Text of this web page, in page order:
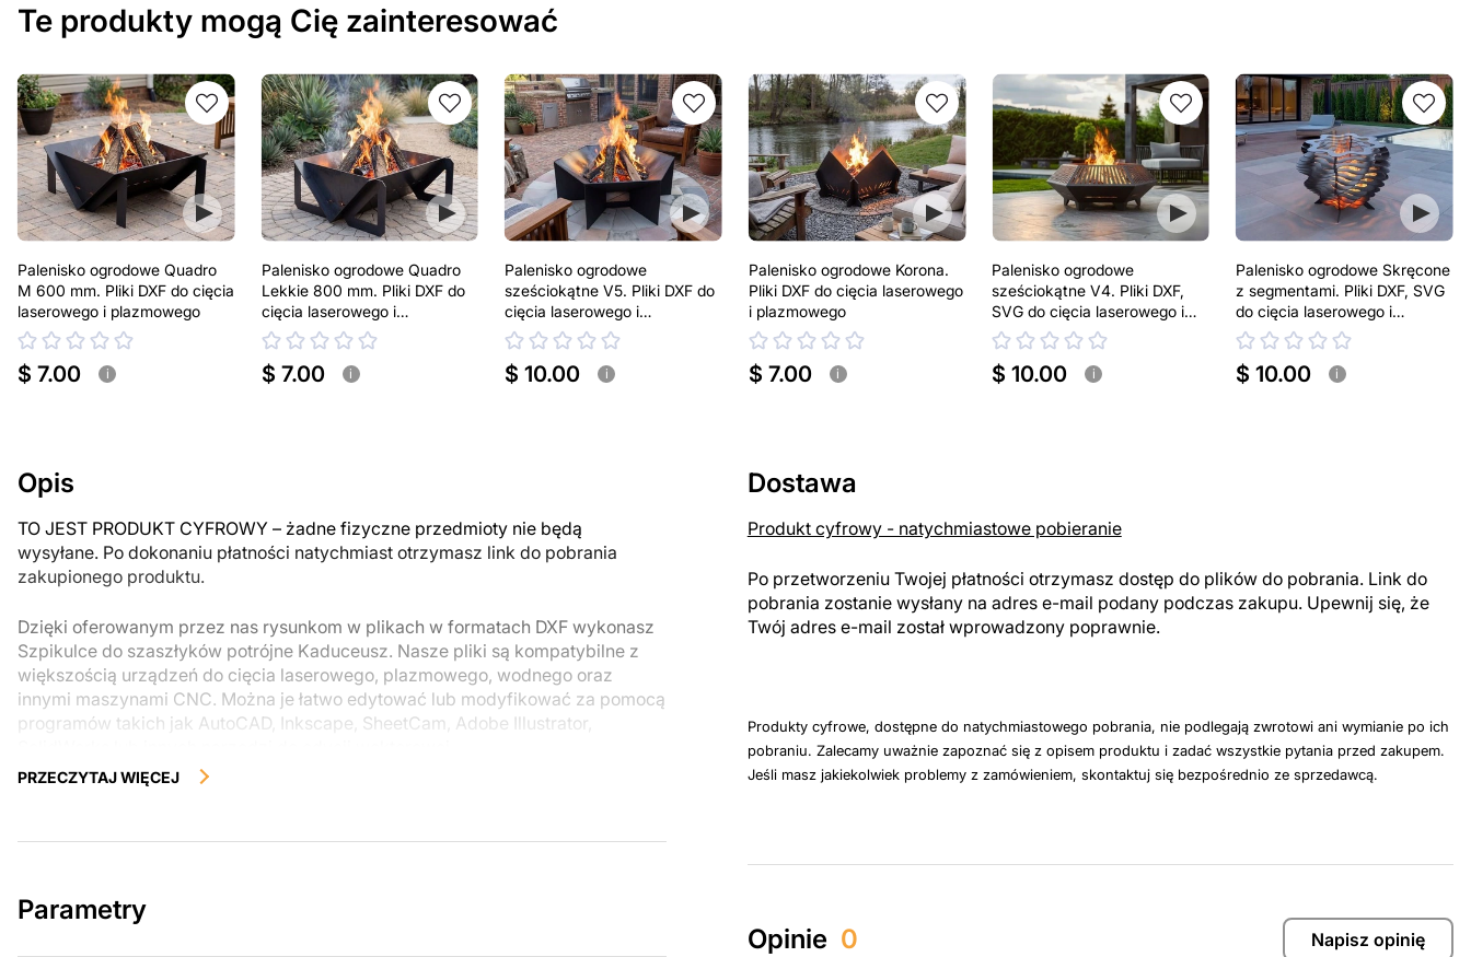
Te produkty mogą Cię zainteresować
Palenisko ogrodowe Quadro
M 600 mm. Pliki DXF do cięcia
laserowego i plazmowego
$ 7.00 i
Palenisko ogrodowe Quadro
Lekkie 800 mm. Pliki DXF do
cięcia laserowego i
plazmowego
$ 7.00 i
Palenisko ogrodowe
sześciokątne V5. Pliki DXF do
cięcia laserowego i
plazmowego
$ 10.00 i
Palenisko ogrodowe Korona.
Pliki DXF do cięcia laserowego
i plazmowego
$ 7.00 i
Palenisko ogrodowe
sześciokątne V4. Pliki DXF,
SVG do cięcia laserowego i
plazmowego
$ 10.00 i
Palenisko ogrodowe Skręcone
z segmentami. Pliki DXF, SVG
do cięcia laserowego i
plazmowego
$ 10.00 i
Opis
TO JEST PRODUKT CYFROWY – żadne fizyczne przedmioty nie będą
wysyłane. Po dokonaniu płatności natychmiast otrzymasz link do pobrania
zakupionego produktu.
Dzięki oferowanym przez nas rysunkom w plikach w formatach DXF wykonasz
Szpikulce do szaszłyków potrójne Kaduceusz. Nasze pliki są kompatybilne z
większością urządzeń do cięcia laserowego, plazmowego, wodnego oraz
innymi maszynami CNC. Można je łatwo edytować lub modyfikować za pomocą
programów takich jak AutoCAD, Inkscape, SheetCam, Adobe Illustrator,
zostały zaprojektowane z myślą o nowoczesnej estetyce i łatwym montażu, aby
Można używać tych plików do tworzenia gotowych produktów zarówno do
PRZECZYTAJ WIĘCEJ
Parametry
Dostawa
Produkt cyfrowy - natychmiastowe pobieranie
Po przetworzeniu Twojej płatności otrzymasz dostęp do plików do pobrania. Link do
pobrania zostanie wysłany na adres e-mail podany podczas zakupu. Upewnij się, że
Twój adres e-mail został wprowadzony poprawnie.
Produkty cyfrowe, dostępne do natychmiastowego pobrania, nie podlegają zwrotowi ani wymianie po ich
pobraniu. Zalecamy uważnie zapoznać się z opisem produktu i zadać wszystkie pytania przed zakupem.
Jeśli masz jakiekolwiek problemy z zamówieniem, skontaktuj się bezpośrednio ze sprzedawcą.
Opinie 0 Napisz opinię